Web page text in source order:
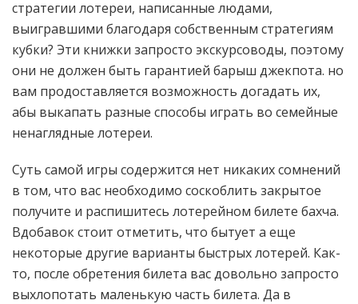
стратегии лотереи, написанные людами,
выигравшими благодаря собственным стратегиям
кубки? Эти книжки запросто экскурсоводы, поэтому
они не должен быть гарантией барыш джекпота. но
вам продоставляется возможность догадать их,
абы выкапать разные способы играть во семейные
ненаглядные лотереи.
Суть самой игры содержится нет никаких сомнений
в том, что вас необходимо соскоблить закрытое
получите и распишитесь лотерейном билете бахча.
Вдобавок стоит отметить, что бытует а еще
некоторые другие варианты быстрых лотерей. Как-
то, после обретения билета вас довольно запросто
выхлопотать маленькую часть билета. Да в